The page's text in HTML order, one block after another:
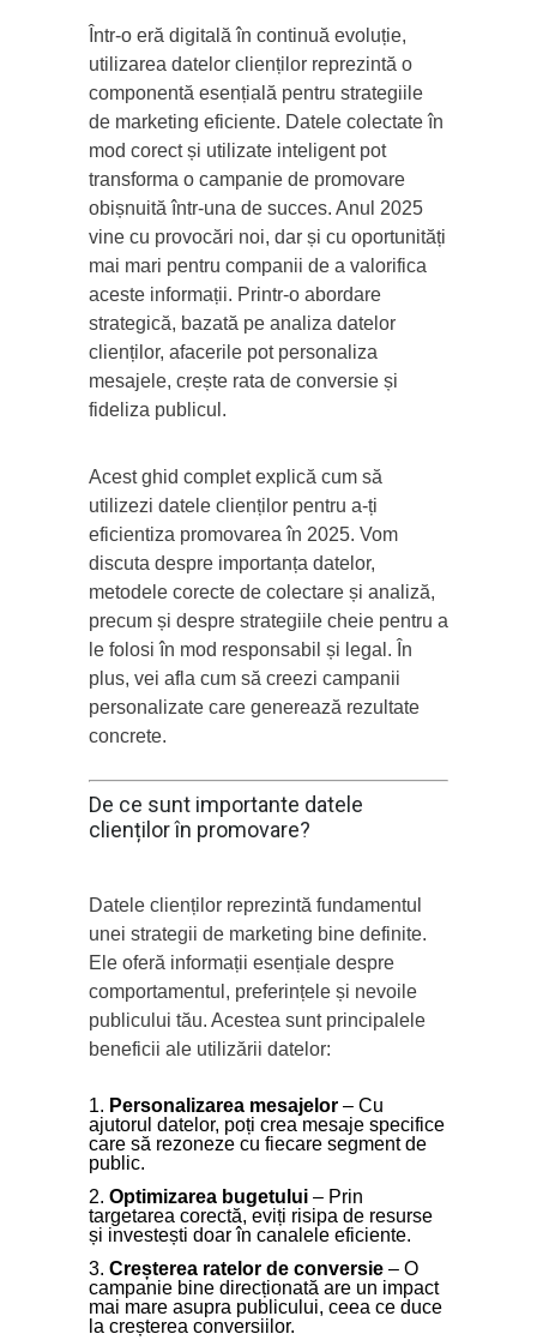
Într-o eră digitală în continuă evoluție,
utilizarea datelor clienților reprezintă o
componentă esențială pentru strategiile
de marketing eficiente. Datele colectate în
mod corect și utilizate inteligent pot
transforma o campanie de promovare
obișnuită într-una de succes. Anul 2025
vine cu provocări noi, dar și cu oportunități
mai mari pentru companii de a valorifica
aceste informații. Printr-o abordare
strategică, bazată pe analiza datelor
clienților, afacerile pot personaliza
mesajele, crește rata de conversie și
fideliza publicul.
Acest ghid complet explică cum să
utilizezi datele clienților pentru a-ți
eficientiza promovarea în 2025. Vom
discuta despre importanța datelor,
metodele corecte de colectare și analiză,
precum și despre strategiile cheie pentru a
le folosi în mod responsabil și legal. În
plus, vei afla cum să creezi campanii
personalizate care generează rezultate
concrete.
De ce sunt importante datele
clienților în promovare?
Datele clienților reprezintă fundamentul
unei strategii de marketing bine definite.
Ele oferă informații esențiale despre
comportamentul, preferințele și nevoile
publicului tău. Acestea sunt principalele
beneficii ale utilizării datelor:
Personalizarea mesajelor – Cu
ajutorul datelor, poți crea mesaje specifice
care să rezoneze cu fiecare segment de
public.
Optimizarea bugetului – Prin
targetarea corectă, eviți risipa de resurse
și investești doar în canalele eficiente.
Creșterea ratelor de conversie – O
campanie bine direcționată are un impact
mai mare asupra publicului, ceea ce duce
la creșterea conversiilor.